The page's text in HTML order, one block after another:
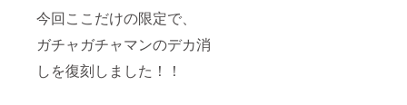
今回ここだけの限定で、
ガチャガチャマンのデカ消
しを復刻しました！！